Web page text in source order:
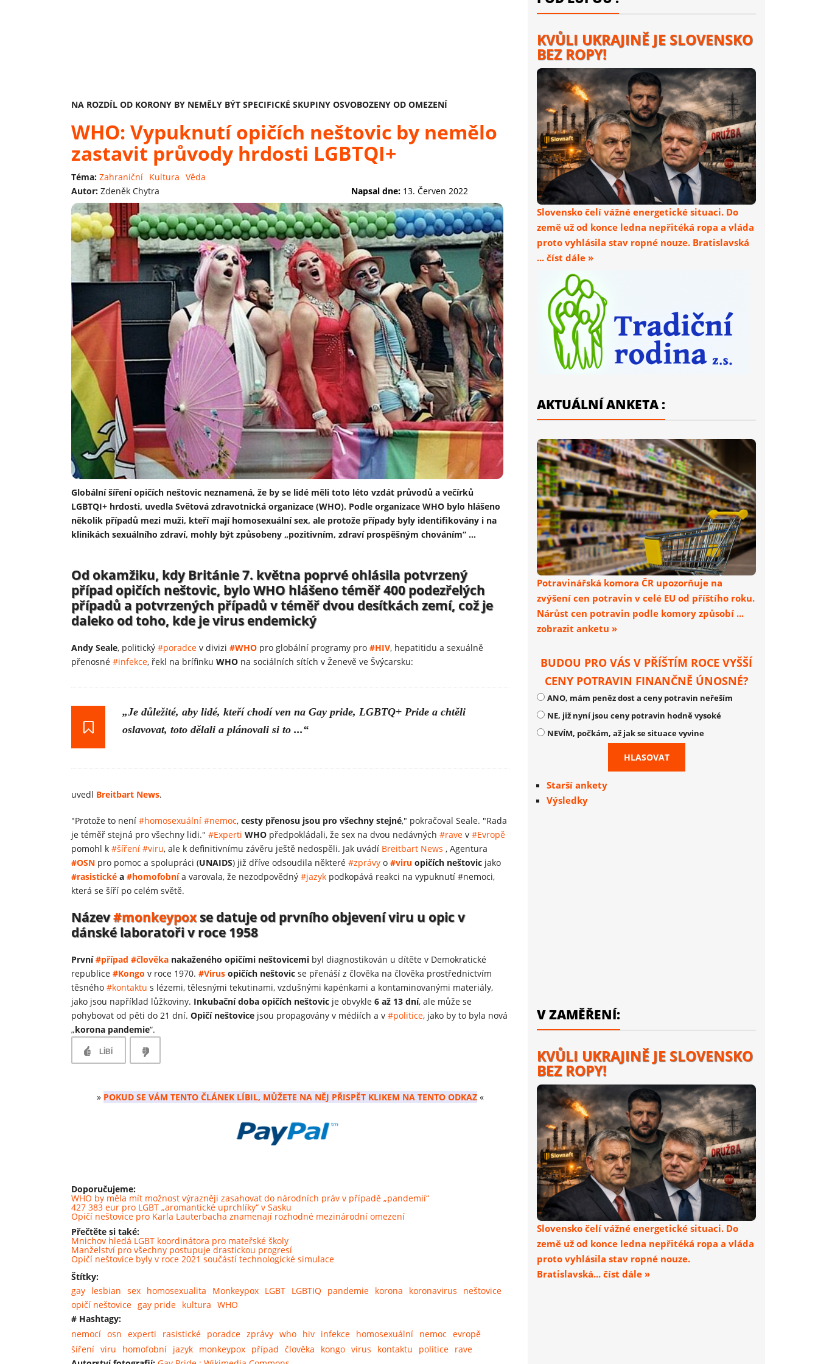
NA ROZDÍL OD KORONY BY NEMĚLY BÝT SPECIFICKÉ SKUPINY OSVOBOZENY OD OMEZENÍ
WHO: Vypuknutí opičích neštovic by nemělo
zastavit průvody hrdosti LGBTQI+
Téma: Zahraniční Kultura Věda
Autor: Zdeněk Chytra Napsal dne: 13. Červen 2022
Globální šíření opičích neštovic neznamená, že by se lidé měli toto léto vzdát průvodů a večírků
LGBTQI+ hrdosti, uvedla Světová zdravotnická organizace (WHO). Podle organizace WHO bylo hlášeno
několik případů mezi muži, kteří mají homosexuální sex, ale protože případy byly identifikovány i na
klinikách sexuálního zdraví, mohly být způsobeny „pozitivním, zdraví prospěšným chováním“ ...
Od okamžiku, kdy Británie 7. května poprvé ohlásila potvrzený
případ opičích neštovic, bylo WHO hlášeno téměř 400 podezřelých
případů a potvrzených případů v téměř dvou desítkách zemí, což je
daleko od toho, kde je virus endemický
Andy Seale, politický #poradce v divizi #WHO pro globální programy pro #HIV, hepatitidu a sexuálně
přenosné #infekce, řekl na brífinku WHO na sociálních sítích v Ženevě ve Švýcarsku:
„Je důležité, aby lidé, kteří chodí ven na Gay pride, LGBTQ+ Pride a chtěli
oslavovat, toto dělali a plánovali si to ...“
uvedl Breitbart News.
"Protože to není #homosexuální #nemoc, cesty přenosu jsou pro všechny stejné," pokračoval Seale. "Rada
je téměř stejná pro všechny lidi." #Experti WHO předpokládali, že sex na dvou nedávných #rave v #Evropě
pomohl k #šíření #viru, ale k definitivnímu závěru ještě nedospěli. Jak uvádí Breitbart News , Agentura
#OSN pro pomoc a spolupráci (UNAIDS) již dříve odsoudila některé #zprávy o #viru opičích neštovic jako
#rasistické a #homofobnía varovala, že nezodpovědný #jazyk podkopává reakci na vypuknutí #nemoci,
která se šíří po celém světě.
Název#monkeypoxse datuje od prvního objevení viru u opic v
dánské laboratoři v roce 1958
První#případ #člověka nakaženého opičími neštovicemi byl diagnostikován u dítěte v Demokratické
republice #Kongo v roce 1970. #Virus opičích neštovic se přenáší z člověka na člověka prostřednictvím
těsného #kontaktu s lézemi, tělesnými tekutinami, vzdušnými kapénkami a kontaminovanými materiály,
jako jsou například lůžkoviny. Inkubační doba opičích neštovic je obvykle 6 až 13 dní, ale může se
pohybovat od pěti do 21 dní. Opičí neštovice jsou propagovány v médiích a v #politice, jako by to byla nová
„korona pandemie“.
LÍBÍ
» POKUD SE VÁM TENTO ČLÁNEK LÍBIL, MŮŽETE NA NĚJ PŘISPĚT KLIKEM NA TENTO ODKAZ «
Doporučujeme:
WHO by měla mít možnost výrazněji zasahovat do národních práv v případě „pandemií“
427 383 eur pro LGBT „aromantické uprchlíky“ v Sasku
Opičí neštovice pro Karla Lauterbacha znamenají rozhodné mezinárodní omezení
Přečtěte si také:
Mnichov hledá LGBT koordinátora pro mateřské školy
Manželství pro všechny postupuje drastickou progresí
Opičí neštovice byly v roce 2021 součástí technologické simulace
Štítky:
gay lesbian sex homosexualita Monkeypox LGBT LGBTIQ pandemie korona koronavirus
neštovice
opičí neštovice gay pride kultura WHO
# Hashtagy:
nemocí osn experti rasistické poradce zprávy who hiv infekce homosexuální nemoc evropě
šíření viru homofobní jazyk monkeypox případ člověka kongo virus kontaktu politice rave
KVŮLI UKRAJINĚ JE SLOVENSKO
BEZ ROPY!
Slovensko čelí vážné energetické situaci. Do
země už od konce ledna nepřitéká ropa a vláda
proto vyhlásila stav ropné nouze. Bratislavská
... číst dále »
AKTUÁLNÍ ANKETA :
Potravinářská komora ČR upozorňuje na
zvýšení cen potravin v celé EU od příštího roku.
Nárůst cen potravin podle komory způsobí ...
zobrazit anketu »
BUDOU PRO VÁS V PŘÍŠTÍM ROCE VYŠŠÍ
CENY POTRAVIN FINANČNĚ ÚNOSNÉ?
ANO, mám peněz dost a ceny potravin neřeším
NE, již nyní jsou ceny potravin hodně vysoké
NEVÍM, počkám, až jak se situace vyvine
Starší ankety
Výsledky
V ZAMĚŘENÍ:
KVŮLI UKRAJINĚ JE SLOVENSKO
BEZ ROPY!
Slovensko čelí vážné energetické situaci. Do
země už od konce ledna nepřitéká ropa a vláda
proto vyhlásila stav ropné nouze.
Bratislavská... číst dále »